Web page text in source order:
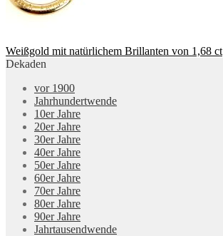
Weißgold mit natürlichem Brillanten von 1,68 ct
Dekaden
vor 1900
Jahrhundertwende
10er Jahre
20er Jahre
30er Jahre
40er Jahre
50er Jahre
60er Jahre
70er Jahre
80er Jahre
90er Jahre
Jahrtausendwende